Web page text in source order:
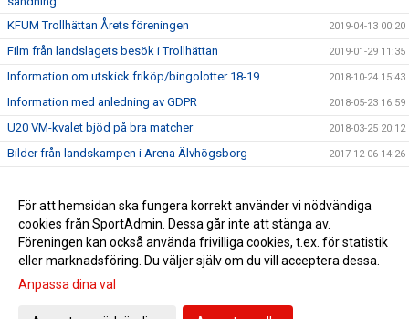
KFUM Trollhättan Årets föreningen 2019-04-13 00:20
Film från landslagets besök i Trollhättan 2019-01-29 11:35
Information om utskick friköp/bingolotter 18-19 2018-10-24 15:43
Information med anledning av GDPR 2018-05-23 16:59
U20 VM-kvalet bjöd på bra matcher 2018-03-25 20:12
Bilder från landskampen i Arena Älvhögsborg 2017-12-06 14:26
Stort tack för igår ! 2017-11-28 16:01
Föreningens gamla matchtröjor i Zambia 2017-10-02 10:49
Gå till Webbversion
För att hemsidan ska fungera korrekt använder vi nödvändiga
cookies från SportAdmin. Dessa går inte att stänga av.
Föreningen kan också använda frivilliga cookies, t.ex. för statistik
eller marknadsföring. Du väljer själv om du vill acceptera dessa.
Anpassa dina val